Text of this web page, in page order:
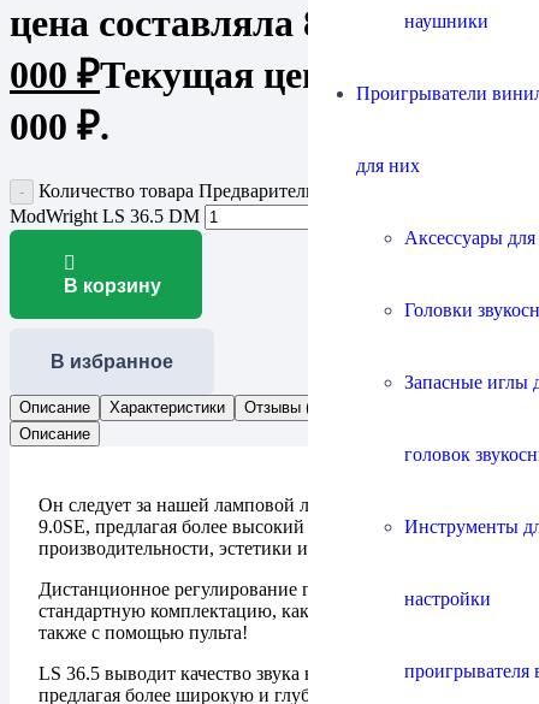
наушники
Проигрыватели
для них
Аксессуары
Головки
Запасные иглы
головок
Инструменты
настройки
проигрывателя
цена составляла 845 000 ₽.680
000 ₽Текущая цена: 680
000 ₽.
Количество товара Предварительный усилитель
ModWright LS 36.5 DM
В корзину
В избранное
Описание Характеристики Отзывы (0)
Описание
Он следует за нашей ламповой линейкой SE, SWL
9.0SE, предлагая более высокий уровень
производительности, эстетики и возможностей.
Дистанционное регулирование громкости входит в
стандартную комплектацию, как и переключение фаз,
также с помощью пульта!
LS 36.5 выводит качество звука на новый уровень,
предлагая более широкую и глубокую звуковую сцену